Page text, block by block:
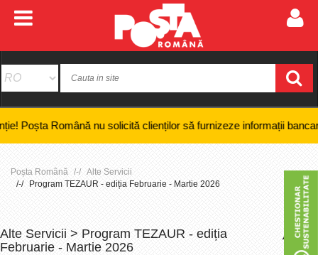
nu solicită clienților să furnizeze informații bancare
Poșta Română
Alte Servicii
Program TEZAUR - ediția Februarie - Martie 2026
Alte Servicii > Program TEZAUR - ediția
Februarie - Martie 2026
+